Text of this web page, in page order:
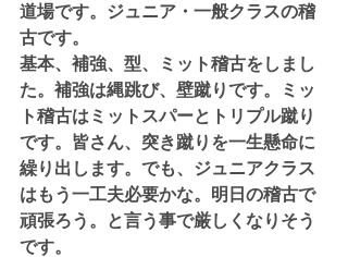
道場です。ジュニア・一般クラスの稽
古です。
基本、補強、型、ミット稽古をしまし
た。補強は縄跳び、壁蹴りです。ミッ
ト稽古はミットスパーとトリプル蹴り
です。皆さん、突き蹴りを一生懸命に
繰り出します。でも、ジュニアクラス
はもう一工夫必要かな。明日の稽古で
頑張ろう。と言う事で厳しくなりそう
です。